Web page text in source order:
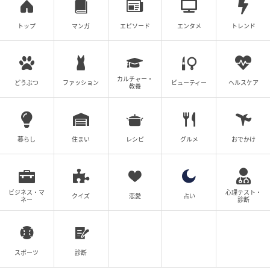
トップ マンガ エピソード エンタメ トレンド
どうぶつ ファッション
カルチャー・
教養
ビューティー ヘルスケア
暮らし 住まい レシピ グルメ おでかけ
ビジネス・マ
ネー
クイズ 恋愛 占い
心理テスト・
診断
スポーツ 診断